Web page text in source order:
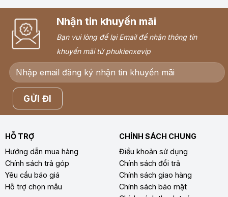
Nhận tin khuyến mãi
Bạn vui lòng để lại Email để nhận thông tin
khuyến mãi từ phukienxevip
HỖ TRỢ
Hướng dẫn mua hàng
Chính sách trả góp
Yêu cầu báo giá
Hỗ trợ chọn mẫu
CHÍNH SÁCH CHUNG
Điều khoản sử dụng
Chính sách đổi trả
Chính sách giao hàng
Chính sách bảo mật